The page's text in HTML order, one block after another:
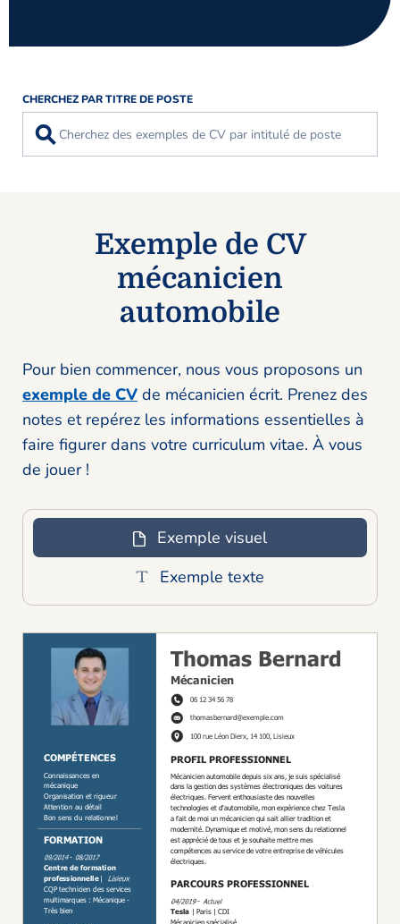
CHERCHEZ PAR TITRE DE POSTE
⚲
Exemple de CV
mécanicien
automobile
Pour bien commencer, nous vous proposons un
exemple de CV de mécanicien écrit. Prenez des
notes et repérez les informations essentielles à
faire figurer dans votre curriculum vitae. À vous
de jouer !
Exemple visuel
Exemple texte